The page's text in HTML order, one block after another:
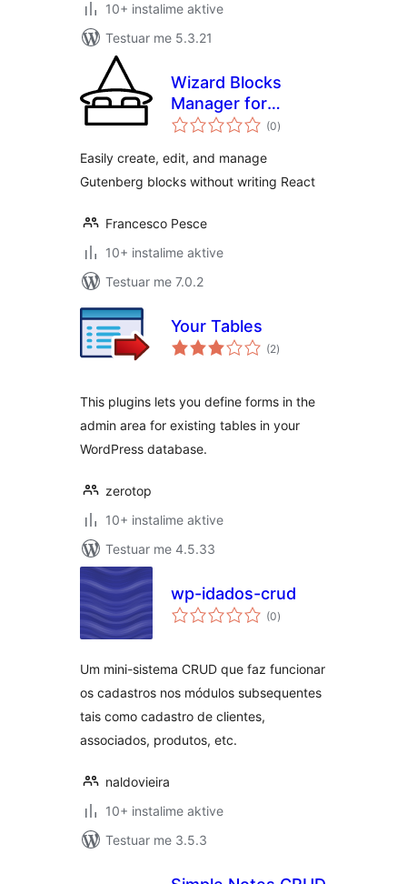
10+ instalime aktive
Testuar me 5.3.21
Wizard Blocks
Manager for
Gutenberg
(0vlerësime
gjithsej
)
Easily create, edit, and manage
Gutenberg blocks without writing React
Francesco Pesce
10+ instalime aktive
Testuar me 7.0.2
Your Tables
(2vlerësime
gjithsej
)
This plugins lets you define forms in the
admin area for existing tables in your
WordPress database.
zerotop
10+ instalime aktive
Testuar me 4.5.33
wp-idados-crud
(0vlerësime
gjithsej
)
Um mini-sistema CRUD que faz funcionar
os cadastros nos módulos subsequentes
tais como cadastro de clientes,
associados, produtos, etc.
naldovieira
10+ instalime aktive
Testuar me 3.5.3